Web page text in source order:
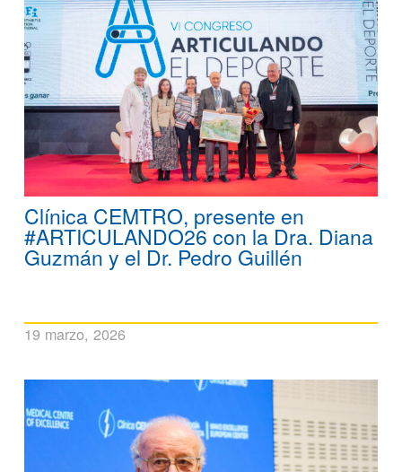
Clínica CEMTRO, presente en
#ARTICULANDO26 con la Dra. Diana
Guzmán y el Dr. Pedro Guillén
19 marzo, 2026